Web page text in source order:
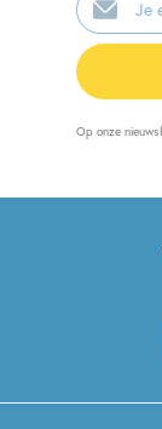
mailadres
Op onze